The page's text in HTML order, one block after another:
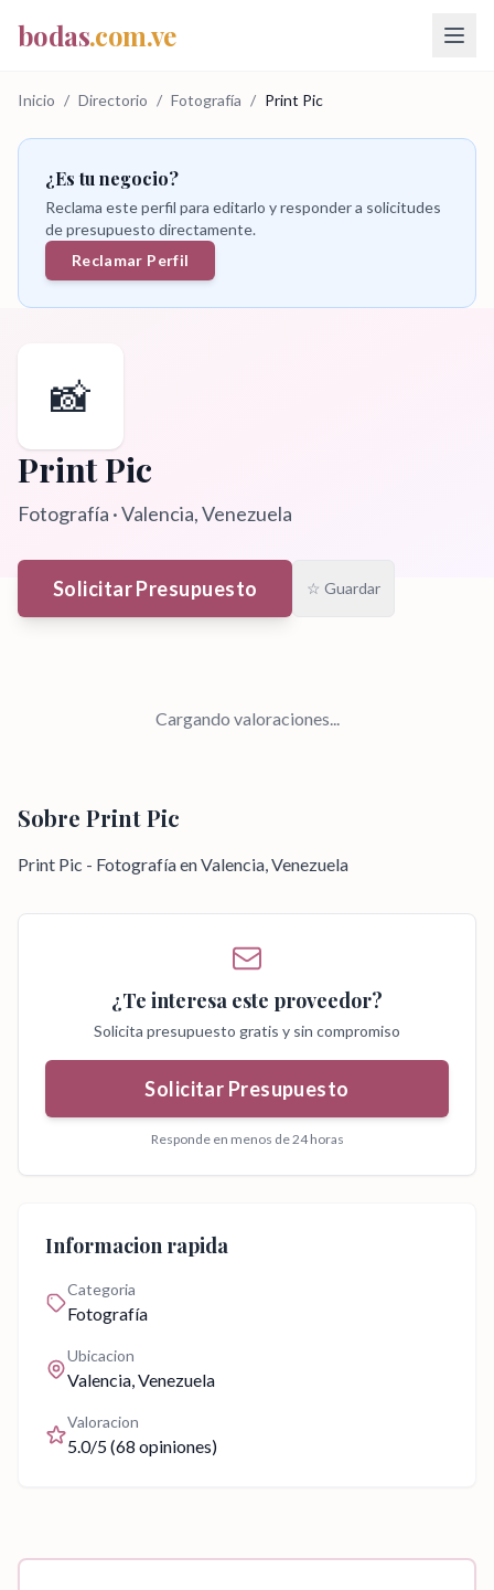
bodas.com.ve
Inicio / Directorio / Fotografía / Print Pic
¿Es tu negocio?
Reclama este perfil para editarlo y responder a solicitudes
de presupuesto directamente.
Reclamar Perfil
📸
Print Pic
Fotografía ·Valencia, Venezuela
Solicitar Presupuesto ☆ Guardar
Cargando valoraciones...
Sobre Print Pic
Print Pic - Fotografía en Valencia, Venezuela
¿Te interesa este proveedor?
Solicita presupuesto gratis y sin compromiso
Solicitar Presupuesto
Responde en menos de 24 horas
Informacion rapida
Categoria
Fotografía
Ubicacion
Valencia, Venezuela
Valoracion
5.0/5 (68 opiniones)